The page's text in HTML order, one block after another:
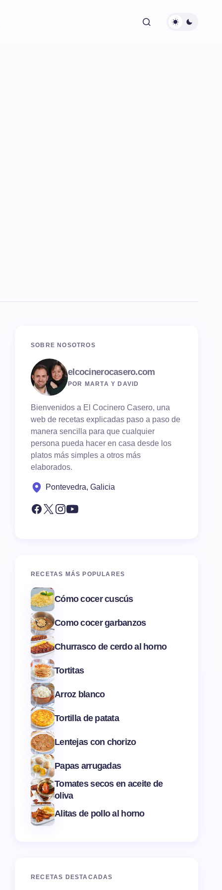
SOBRE NOSOTROS
elcocinerocasero.com
POR MARTA Y DAVID
Bienvenidos a El Cocinero Casero, una
web de recetas explicadas paso a paso de
manera sencilla para que cualquier
persona pueda hacer en casa desde los
platos más simples a otros más
elaborados.
Pontevedra, Galicia
RECETAS MÁS POPULARES
Cómo cocer cuscús
Como cocer garbanzos
Churrasco de cerdo al horno
Tortitas
Arroz blanco
Tortilla de patata
Lentejas con chorizo
Papas arrugadas
Tomates secos en aceite de
oliva
Alitas de pollo al horno
RECETAS DESTACADAS